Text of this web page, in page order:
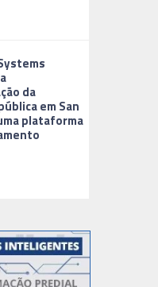
da
em San
plataforma